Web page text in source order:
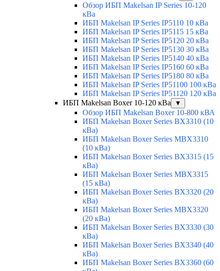
Обзор ИБП Makelsan IP Series 10-120
кВа
ИБП Makelsan IP Series IP5110 10 кВа
ИБП Makelsan IP Series IP5115 15 кВа
ИБП Makelsan IP Series IP5120 20 кВа
ИБП Makelsan IP Series IP5130 30 кВа
ИБП Makelsan IP Series IP5140 40 кВа
ИБП Makelsan IP Series IP5160 60 кВа
ИБП Makelsan IP Series IP5180 80 кВа
ИБП Makelsan IP Series IP51100 100 кВа
ИБП Makelsan IP Series IP51120 120 кВа
ИБП Makelsan Boxer 10-120 кВа
▼
Обзор ИБП Makelsan Boxer 10-800 кВА
ИБП Makelsan Boxer Series BX3310 (10
кВа)
ИБП Makelsan Boxer Series MBX3310
(10 кВа)
ИБП Makelsan Boxer Series BX3315 (15
кВа)
ИБП Makelsan Boxer Series MBX3315
(15 кВа)
ИБП Makelsan Boxer Series BX3320 (20
кВа)
ИБП Makelsan Boxer Series MBX3320
(20 кВа)
ИБП Makelsan Boxer Series BX3330 (30
кВа)
ИБП Makelsan Boxer Series BX3340 (40
кВа)
ИБП Makelsan Boxer Series BX3360 (60